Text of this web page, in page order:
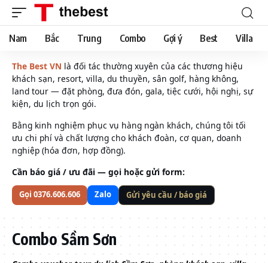
Nam Bắc Trung Combo Gợi ý Best Villa
The Best VN là đối tác thường xuyên của các thương hiệu
khách sạn, resort, villa, du thuyền, sân golf, hàng không,
land tour — đặt phòng, đưa đón, gala, tiệc cưới, hội nghị, sự
kiện, du lịch trọn gói.
Bằng kinh nghiệm phục vụ hàng ngàn khách, chúng tôi tối
ưu chi phí và chất lượng cho khách đoàn, cơ quan, doanh
nghiệp (hóa đơn, hợp đồng).
Cần báo giá / ưu đãi — gọi hoặc gửi form:
Gọi 0376.606.606 Zalo Gửi yêu cầu / báo giá
Combo Sầm Sơn